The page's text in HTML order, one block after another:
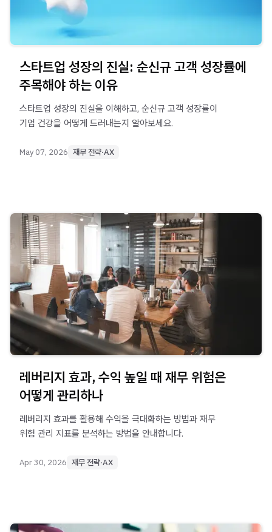
스타트업 성장의 진실: 순신규 고객 성장률에
주목해야 하는 이유
스타트업 성장의 진실을 이해하고, 순신규 고객 성장률이
기업 건강을 어떻게 드러내는지 알아보세요.
May 07, 2026 재무 전략·AX
레버리지 효과, 수익 높일 때 재무 위험은
어떻게 관리하나
레버리지 효과를 활용해 수익을 극대화하는 방법과 재무
위험 관리 지표를 분석하는 방법을 안내합니다.
Apr 30, 2026 재무 전략·AX